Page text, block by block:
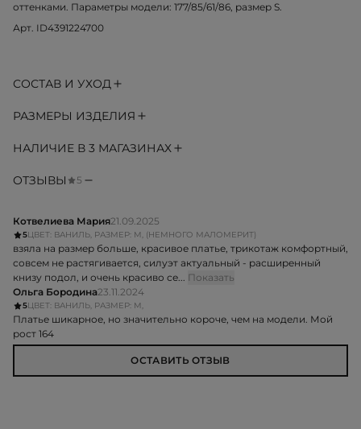
оттенками. Параметры модели: 177/85/61/86, размер S.
Арт. ID4391224700
СОСТАВ И УХОД
РАЗМЕРЫ ИЗДЕЛИЯ
НАЛИЧИЕ В 3 МАГАЗИНАХ
ОТЗЫВЫ 5
Котвелиева Мария21.09.2025
5ЦВЕТ: ВАНИЛЬ, РАЗМЕР: M, (НЕМНОГО МАЛОМЕРИТ)
взяла на размер больше, красивое платье, трикотаж комфортный,
совсем не растягивается, силуэт актуальный - расширенный
книзу подол, и очень красиво се... Показать
Ольга Бородина23.11.2024
5ЦВЕТ: ВАНИЛЬ, РАЗМЕР: M,
Платье шикарное, но значительно короче, чем на модели. Мой
рост 164
ОСТАВИТЬ ОТЗЫВ